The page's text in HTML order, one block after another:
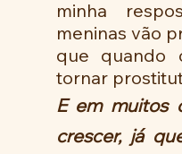
minha
meninas vão
que quando
tornar
E em muitos
crescer, já